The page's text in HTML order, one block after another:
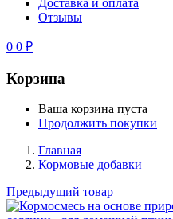
Отзывы
0 0 ₽
Корзина
Ваша корзина пуста
Продолжить покупки
Главная
Кормовые добавки
Предыдущий товар